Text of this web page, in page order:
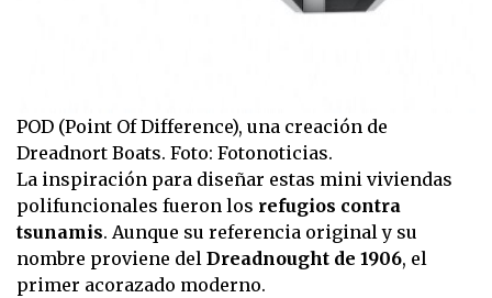
POD (Point Of Difference), una creación de
Dreadnort Boats. Foto: Fotonoticias.
La inspiración para diseñar estas mini viviendas
polifuncionales fueron los refugios contra
tsunamis. Aunque su referencia original y su
nombre proviene del Dreadnought de 1906, el
primer acorazado moderno.